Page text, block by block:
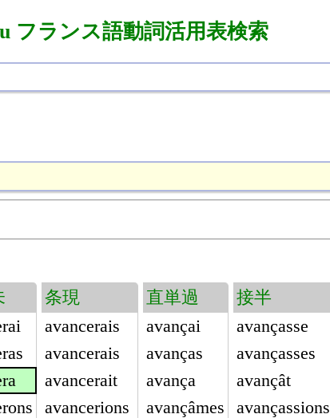
フランス語動詞活用表検索
条現
avancerais
avancerais
avancerait
avancerions
直単過
avançai
avanças
avança
avançâmes
接半
avançasse
avançasses
avançât
avançassions